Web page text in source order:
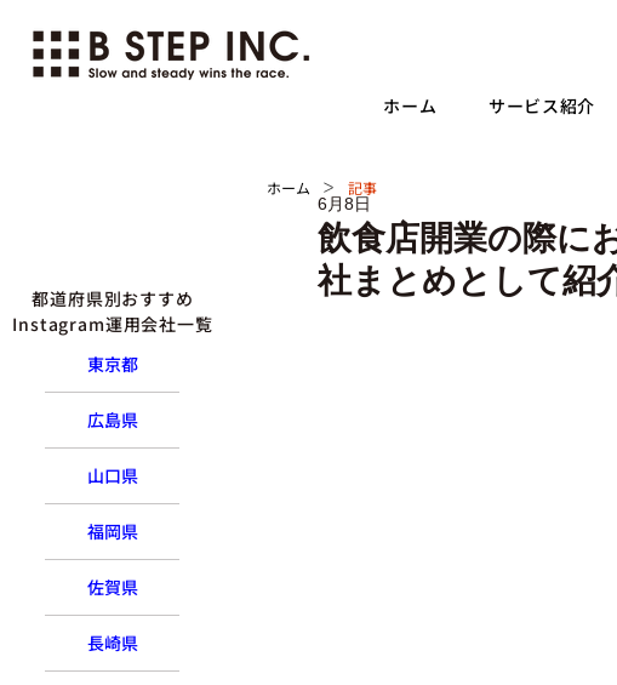
ホーム サービス紹介
飲食店開業の際に
社まとめとして紹
6月8日
ホーム > 記事
都道府県別おすすめ
Instagram運用会社一覧
東京都
広島県
山口県
福岡県
佐賀県
長崎県